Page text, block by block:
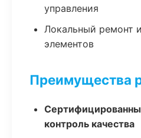
управления
Локальный ремонт
элементов
Преимущества
контроль качества